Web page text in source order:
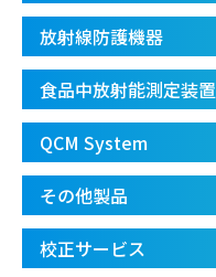
放射線防護機器
食品中放射能測定装置
QCM System
その他製品
校正サービス